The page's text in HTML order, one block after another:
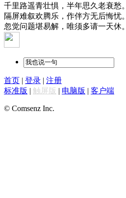
千里路遥青壮惧，半年思久老衰愁。
隔屏难叙欢腾乐，作伴方无后悔忧。
忽觉问题堪易解，唯须多请一天休。
首页 | 登录 | 注册
标准版 | 触屏版 | 电脑版 | 客户端
© Comsenz Inc.